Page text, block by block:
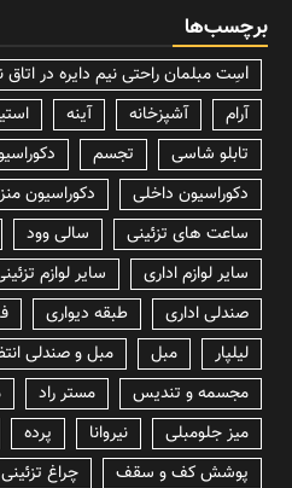
برچسب‌ها
lسِت مبلمان راحتی نیم دایره در اتاق نشیمن و پذیرایی
آرام
آشپزخانه آینه
تابلو شاسی
تجسم
دکوراسیون داخلی
دکوراسیون
ساعت های تزئینی
سالی وود
سایر لوازم اداری
سایر لوازم
صندلی اداری
طبقه دیواری
لیلپار
مبل مبل و صندلی
مجسمه و تندیس
مستر راد
میز جلومبلی
نیروانا پرده
پوشش کف و سقف
چراغ تزئینی